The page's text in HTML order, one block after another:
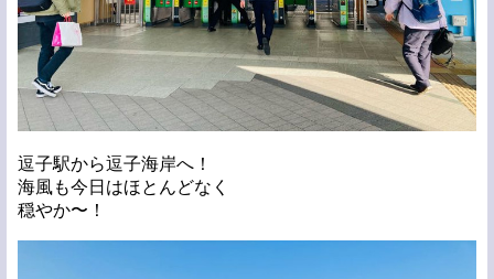
逗子駅から逗子海岸へ！
海風も今日はほとんどなく
穏やか〜！